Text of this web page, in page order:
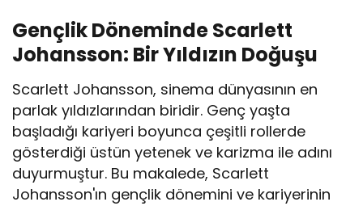
Gençlik Döneminde Scarlett
Johansson: Bir Yıldızın Doğuşu
Scarlett Johansson, sinema dünyasının en
parlak yıldızlarından biridir. Genç yaşta
başladığı kariyeri boyunca çeşitli rollerde
gösterdiği üstün yetenek ve karizma ile adını
duyurmuştur. Bu makalede, Scarlett
Johansson'ın gençlik dönemini ve kariyerinin